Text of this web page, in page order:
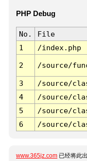
PHP Debug
No. File
1
/index.php
2 /source/
3 /source/
4
/source/
5
/source/
6
/source/
www.365jz.com 已经将此